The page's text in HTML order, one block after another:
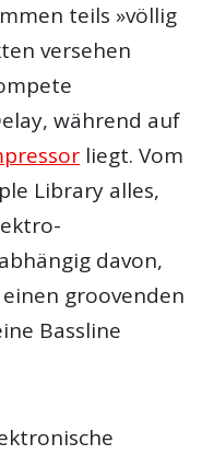
teils »völlig
versehen
während auf
liegt. Vom
Library alles,
davon,
groovenden
Bassline